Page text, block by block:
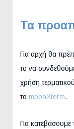
Τα
Για αρχή θα
το να
χρήση
το mobaXterm.
Για κατεβάσουμε